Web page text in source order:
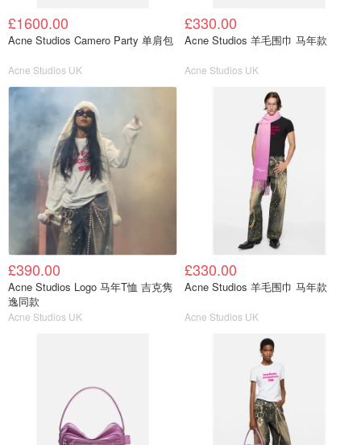
£1600.00
Acne Studios Camero Party 单肩包
Acne Studios UK
£330.00
Acne Studios 羊毛围巾 马年款
Acne Studios UK
£390.00
Acne Studios Logo 马年T恤 吉克隽
逸同款
Acne Studios UK
£330.00
Acne Studios 羊毛围巾 马年款
Acne Studios UK